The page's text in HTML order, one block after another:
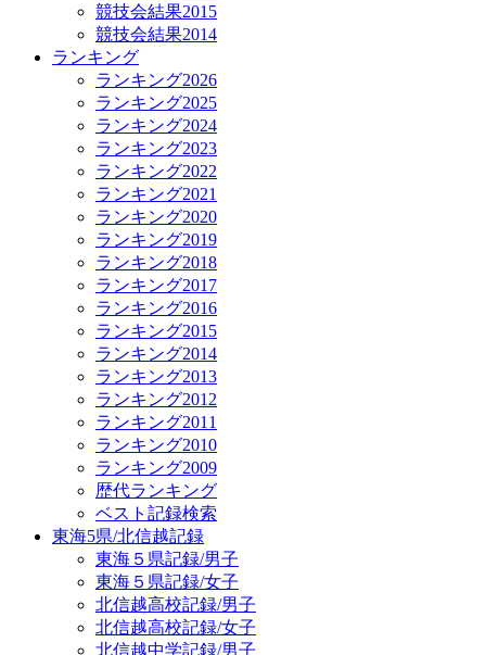
競技会結果2015
競技会結果2014
ランキング
ランキング2026
ランキング2025
ランキング2024
ランキング2023
ランキング2022
ランキング2021
ランキング2020
ランキング2019
ランキング2018
ランキング2017
ランキング2016
ランキング2015
ランキング2014
ランキング2013
ランキング2012
ランキング2011
ランキング2010
ランキング2009
歴代ランキング
ベスト記録検索
東海5県/北信越記録
東海５県記録/男子
東海５県記録/女子
北信越高校記録/男子
北信越高校記録/女子
北信越中学記録/男子